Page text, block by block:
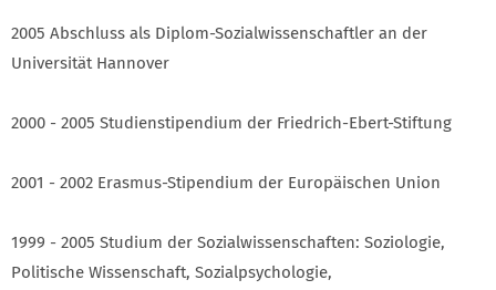
2005 Abschluss als Diplom-Sozialwissenschaftler an der
Universität Hannover
2000 - 2005 Studienstipendium der Friedrich-Ebert-Stiftung
2001 - 2002 Erasmus-Stipendium der Europäischen Union
1999 - 2005 Studium der Sozialwissenschaften: Soziologie,
Politische Wissenschaft, Sozialpsychologie,